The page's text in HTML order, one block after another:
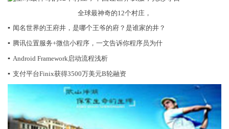
全球最神奇的12个村庄，
▪ 闻名世界的王府井，是哪个王爷的府？是谁家的井？
▪ 腾讯位置服务+微信小程序，一文告诉你程序员为什
▪ Android Framework启动流程浅析
▪ 支付平台Finix获得3500万美元B轮融资